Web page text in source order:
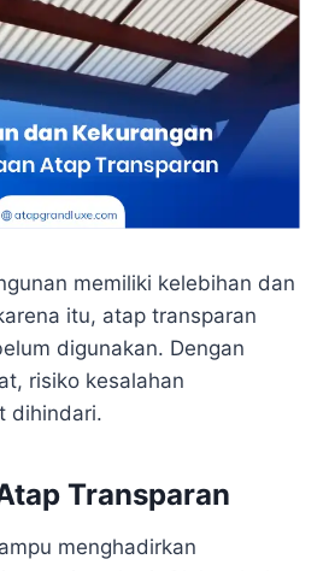
memiliki kelebihan dan
itu, atap transparan
digunakan. Dengan
risiko kesalahan
dihindari.
Transparan
menghadirkan